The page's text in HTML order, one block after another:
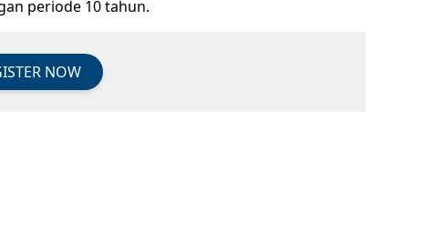
periode 10 tahun.
NOW